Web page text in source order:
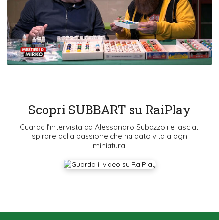
Scopri SUBBART su RaiPlay
Guarda l’intervista ad Alessandro Subazzoli e lasciati
ispirare dalla passione che ha dato vita a ogni
miniatura.